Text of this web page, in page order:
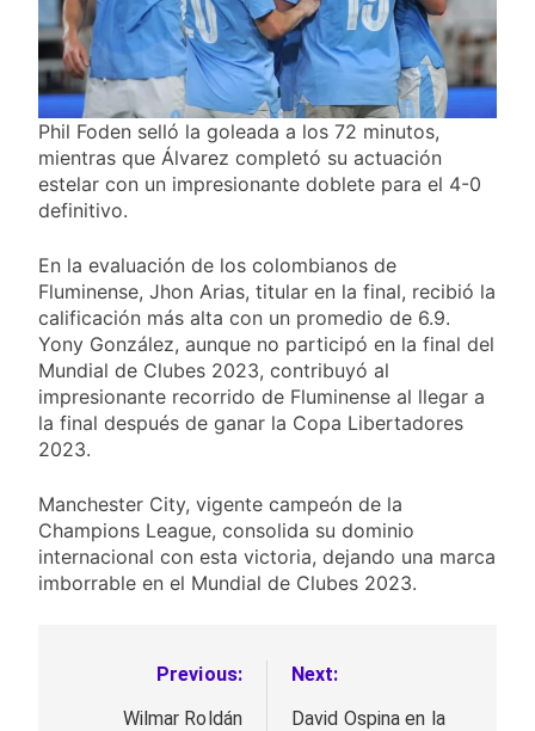
Phil Foden selló la goleada a los 72 minutos,
mientras que Álvarez completó su actuación
estelar con un impresionante doblete para el 4-0
definitivo.
En la evaluación de los colombianos de
Fluminense, Jhon Arias, titular en la final, recibió la
calificación más alta con un promedio de 6.9.
Yony González, aunque no participó en la final del
Mundial de Clubes 2023, contribuyó al
impresionante recorrido de Fluminense al llegar a
la final después de ganar la Copa Libertadores
2023.
Manchester City, vigente campeón de la
Champions League, consolida su dominio
internacional con esta victoria, dejando una marca
imborrable en el Mundial de Clubes 2023.
Navegación
Previous:
Wilmar Roldán
Next:
David Ospina en la